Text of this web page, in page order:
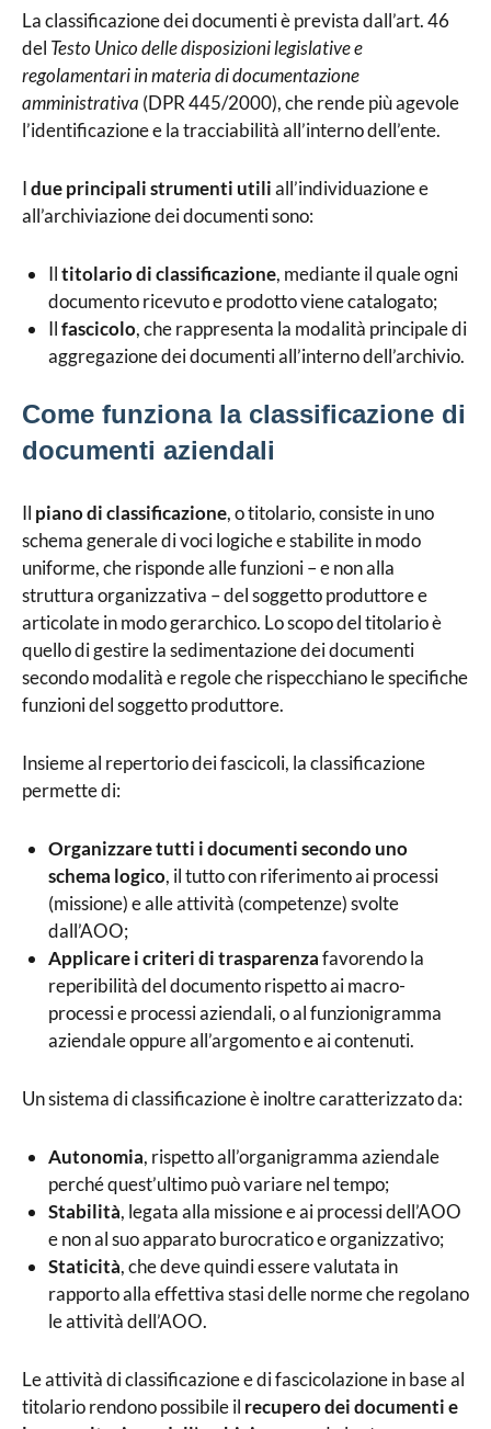
La classificazione dei documenti è prevista dall’art. 46
del Testo Unico delle disposizioni legislative e
regolamentari in materia di documentazione
amministrativa (DPR 445/2000), che rende più agevole
l’identificazione e la tracciabilità all’interno dell’ente.
Idue principali strumenti utiliall’individuazione e
all’archiviazione dei documenti sono:
Iltitolario di classificazione, mediante il quale ogni
documento ricevuto e prodotto viene catalogato;
Ilfascicolo, che rappresenta la modalità principale di
aggregazione dei documenti all’interno dell’archivio.
Come funziona la classificazione di
documenti aziendali
Il piano di classificazione, o titolario, consiste in uno
schema generale di voci logiche e stabilite in modo
uniforme, che risponde alle funzioni – e non alla
struttura organizzativa – del soggetto produttore e
articolate in modo gerarchico. Lo scopo del titolario è
quello di gestire la sedimentazione dei documenti
secondo modalità e regole che rispecchiano le specifiche
funzioni del soggetto produttore.
Insieme al repertorio dei fascicoli, la classificazione
permette di:
Organizzare tutti i documenti secondo uno
schema logico, il tutto con riferimento ai processi
(missione) e alle attività (competenze) svolte
dall’AOO;
Applicare i criteri di trasparenzafavorendo la
reperibilità del documento rispetto ai macro-
processi e processi aziendali, o al funzionigramma
aziendale oppure all’argomento e ai contenuti.
Un sistema di classificazione è inoltre caratterizzato da:
Autonomia, rispetto all’organigramma aziendale
perché quest’ultimo può variare nel tempo;
Stabilità, legata alla missione e ai processi dell’AOO
e non al suo apparato burocratico e organizzativo;
Staticità, che deve quindi essere valutata in
rapporto alla effettiva stasi delle norme che regolano
le attività dell’AOO.
Le attività di classificazione e di fascicolazione in base al
titolario rendono possibile il recupero dei documenti e